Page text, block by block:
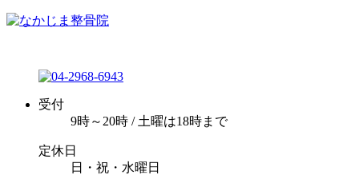
受付
9時～20時 / 土曜は18時まで
定休日
日・祝・水曜日